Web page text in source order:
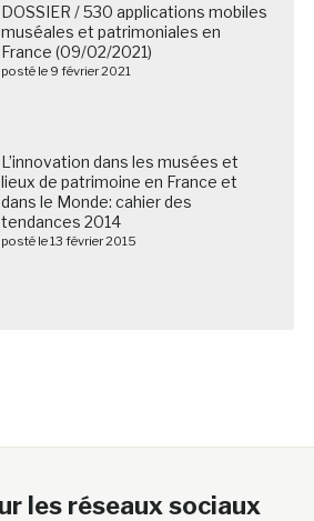
DOSSIER / 530 applications mobiles
muséales et patrimoniales en
France (09/02/2021)
posté le 9 février 2021
L’innovation dans les musées et
lieux de patrimoine en France et
dans le Monde: cahier des
tendances 2014
posté le 13 février 2015
les réseaux sociaux